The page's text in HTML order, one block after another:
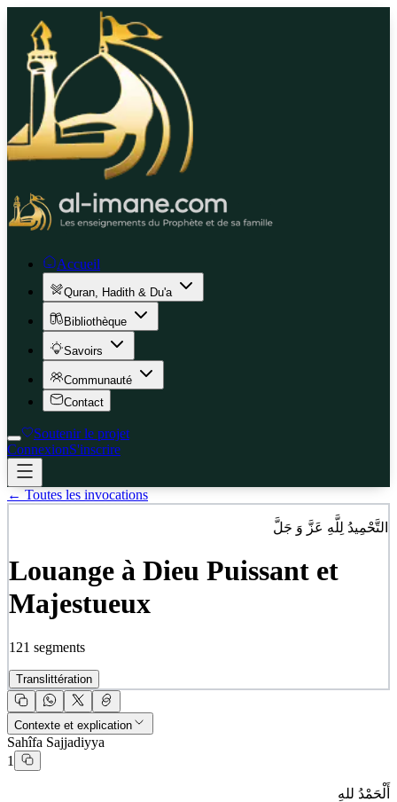
Accueil
Quran, Hadith & Du'a
Bibliothèque
Savoirs
Communauté
Contact
Soutenir le projet
ConnexionS'inscrire
← Toutes les invocations
التَّحْمِيدُ لِلَّهِ عَزَّ وَ جَلَّ
Louange à Dieu Puissant et
Majestueux
121 segments
Translittération
Contexte et explication
Sahîfa Sajjadiyya
1
أَلْحَمْدُ للهِ